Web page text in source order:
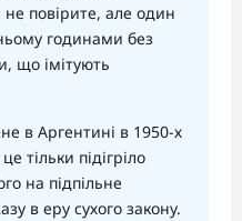
повірите, але один
годинами без
що імітують
в Аргентині в 1950-х
тільки підігріло
на підпільне
в еру сухого закону.